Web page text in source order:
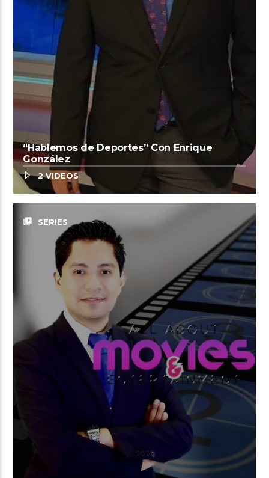
“Hablemos de Deportes” Con Enrique
González
2 VIDEOS
video_library SERIES